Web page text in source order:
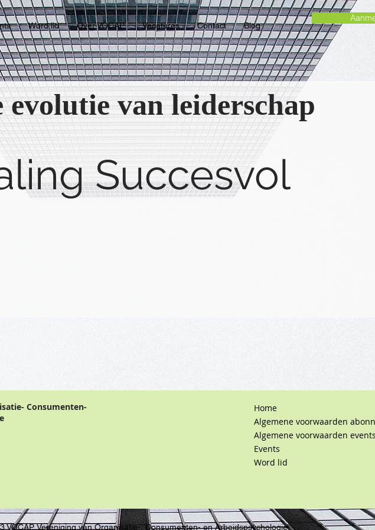
Word lid Over VOCAP Vacatures Contact Blog
evolutie van leiderschap
Succesvol
Consumenten-
Home
Algemene voorwaarden
Algemene voorwaarden events
Events
Word lid
VOCAP, Vereniging van Organisatie-, Consumenten- en Arbeidspsychologie